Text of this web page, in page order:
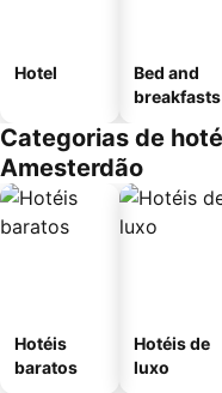
Hotel
Bed and
breakfasts
Categorias de
Amesterdão
Hotéis
baratos
Hotéis de
luxo